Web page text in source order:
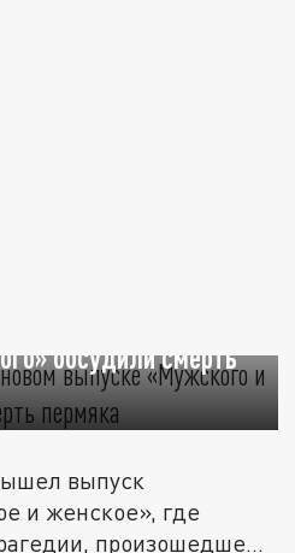
обсудили смерть
выпуск
и женское», где
произошедшей